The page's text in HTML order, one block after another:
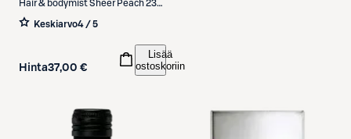
Hair & bodymist Sheer Peach 236
ml hius- ja vartalotuoksu
Keskiarvo4 / 5
Hinta37,00 €
Lisää
ostoskoriin